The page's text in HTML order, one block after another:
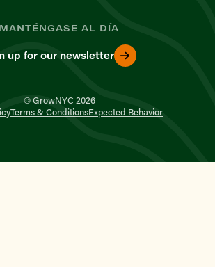
MANTÉNGASE AL DÍA
up for our newsletter
© GrowNYC 2026
Terms & ConditionsExpected Behavior